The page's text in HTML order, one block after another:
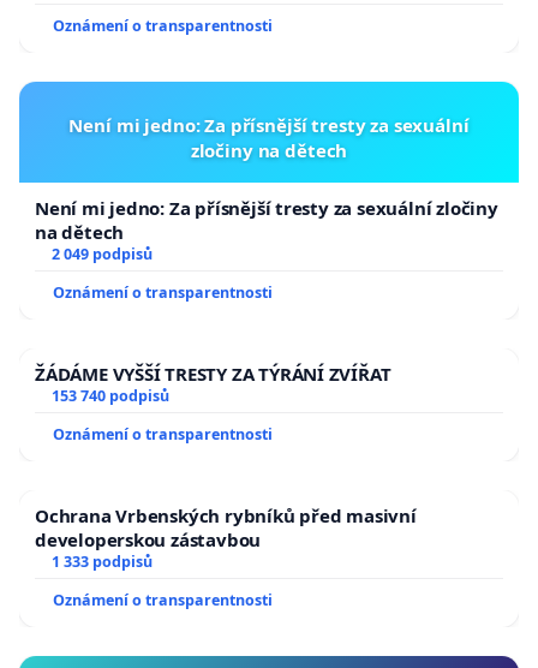
Oznámení o transparentnosti
Není mi jedno: Za přísnější tresty za sexuální
zločiny na dětech
Není mi jedno: Za přísnější tresty za sexuální zločiny
na dětech
2 049 podpisů
Oznámení o transparentnosti
ŽÁDÁME VYŠŠÍ TRESTY ZA TÝRÁNÍ ZVÍŘAT
153 740 podpisů
Oznámení o transparentnosti
Ochrana Vrbenských rybníků před masivní
developerskou zástavbou
1 333 podpisů
Oznámení o transparentnosti